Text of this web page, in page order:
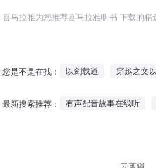
喜马拉雅为您推荐喜马拉雅听书 下载的
您是不是在找： 以剑载道 穿越之文
最新搜索推荐： 有声配音故事在线听
云剪辑